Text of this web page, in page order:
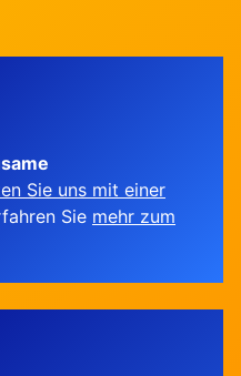
Sie uns mit einer
Sie mehr zum